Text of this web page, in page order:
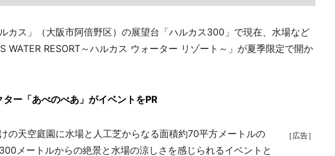
カス」（大阪市阿倍野区）の展望台「ハルカス300」で現在、水場など
WATER RESORT～ハルカス ウォーター リゾート～」が夏季限定で開か
ー「あべのべあ」がイベントをPR
［広告］
の天空庭園に水場と人工芝からなる面積約70平方メートルの
メートルからの絶景と水場の涼しさを感じられるイベントと